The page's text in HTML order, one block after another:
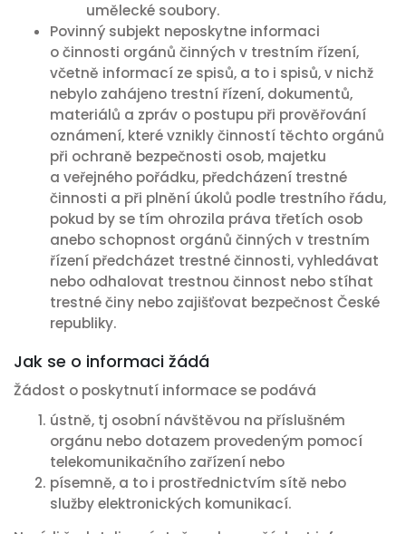
umělecké soubory.
Povinný subjekt neposkytne informaci
o činnosti orgánů činných v trestním řízení,
včetně informací ze spisů, a to i spisů, v nichž
nebylo zahájeno trestní řízení, dokumentů,
materiálů a zpráv o postupu při prověřování
oznámení, které vznikly činností těchto orgánů
při ochraně bezpečnosti osob, majetku
a veřejného pořádku, předcházení trestné
činnosti a při plnění úkolů podle trestního řádu,
pokud by se tím ohrozila práva třetích osob
anebo schopnost orgánů činných v trestním
řízení předcházet trestné činnosti, vyhledávat
nebo odhalovat trestnou činnost nebo stíhat
trestné činy nebo zajišťovat bezpečnost České
republiky.
Jak se o informaci žádá
Žádost o poskytnutí informace se podává
ústně, tj osobní návštěvou na příslušném
orgánu nebo dotazem provedeným pomocí
telekomunikačního zařízení nebo
písemně, a to i prostřednictvím sítě nebo
služby elektronických komunikací.